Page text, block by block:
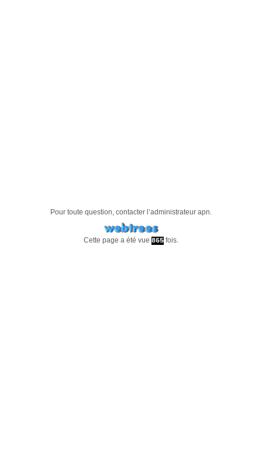
Pour toute question, contacter l’administrateur apn.
Cette page a été vue 865 fois.